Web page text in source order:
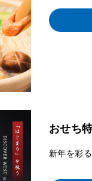
おせち
新年を彩